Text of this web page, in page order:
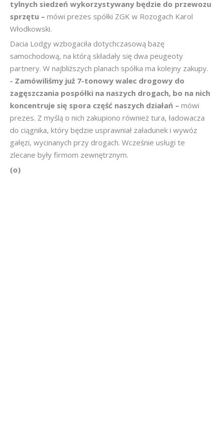
tylnych siedzeń wykorzystywany będzie do przewozu
sprzętu – mówi prezes spółki ZGK w Rozogach Karol
Włodkowski.
Dacia Lodgy wzbogaciła dotychczasową bazę
samochodową, na którą składały się dwa peugeoty
partnery. W najbliższych planach spółka ma kolejny zakupy.
- Zamówiliśmy już 7-tonowy walec drogowy do
zagęszczania pospółki na naszych drogach, bo na nich
koncentruje się spora część naszych działań – mówi
prezes. Z myślą o nich zakupiono również tura, ładowacza
do ciągnika, który będzie usprawniał załadunek i wywóz
gałęzi, wycinanych przy drogach. Wcześnie usługi te
zlecane były firmom zewnętrznym.
(o)